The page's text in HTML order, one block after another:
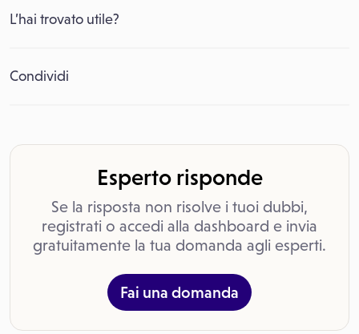
L’hai trovato utile?
Condividi
Esperto risponde
Se la risposta non risolve i tuoi dubbi,
registrati o accedi alla dashboard e invia
gratuitamente la tua domanda agli esperti.
Fai una domanda